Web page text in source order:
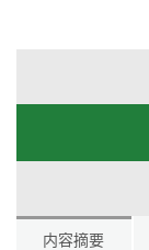
内容摘要